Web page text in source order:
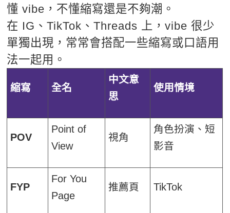
懂 vibe，不懂縮寫還是不夠潮。
在 IG、TikTok、Threads 上，vibe 很少
單獨出現，常常會搭配一些縮寫或口語用
法一起用。
縮寫 全名
中文意
思
使用情境
POV
Point of
View
視角
角色扮演、短
影音
FYP
For You
Page
推薦頁 TikTok